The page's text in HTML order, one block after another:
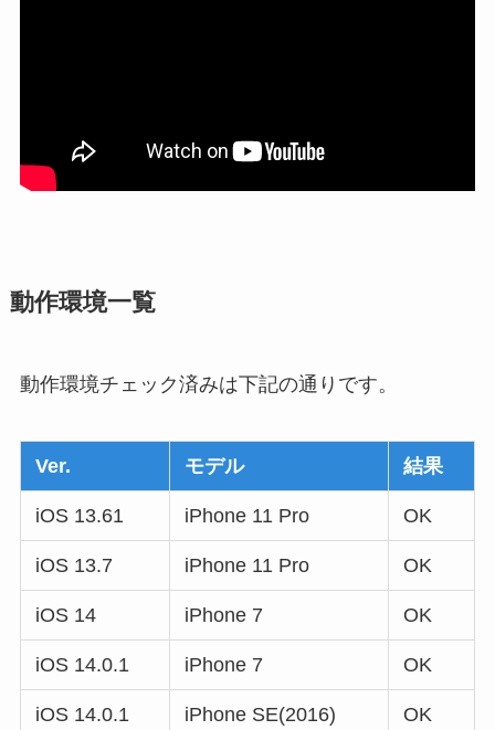
動作環境一覧
動作環境チェック済みは下記の通りです。
Ver. モデル 結果
iOS 13.61 iPhone 11 Pro OK
iOS 13.7 iPhone 11 Pro OK
iOS 14 iPhone 7 OK
iOS 14.0.1 iPhone 7 OK
iOS 14.0.1 iPhone SE(2016) OK